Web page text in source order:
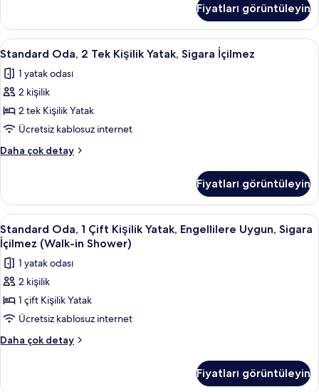
için
tüm
fotoğrafları
görün
(King)
Boy
Yatak,
İçilmez
hakkında
fazla
detay
Fiyatları görüntüleyin
Standard
Oda,
2
Tek
Kişilik
Yatak,
Sigara
İçilmez
tüm
fotoğrafları
görün
Yastık yüzeyli yatak, odada kasa,
5
Standard Oda, 2 Tek Kişilik Yatak, Sigara İçilmez
1 yatak odası
2 kişilik
2 tek Kişilik Yatak
Ücretsiz kablosuz internet
Daha çok detay
Standard
Kişilik
Yatak,
Sigara
İçilmez
hakkında
daha
fazla
Fiyatları görüntüleyin
Standard
Oda,
Çift
Kişilik
Yatak,
Engellilere
Uygun,
(Walk-
Duş/küvet kombinasyonu, ücretsiz
1
Standard Oda, 1 Çift Kişilik Yatak, Engellilere Uygun, Sigara
İçilmez (Walk-in Shower)
1 yatak odası
2 kişilik
1 çift Kişilik Yatak
Ücretsiz kablosuz internet
Daha çok detay
Standard
Fiyatları görüntüleyin